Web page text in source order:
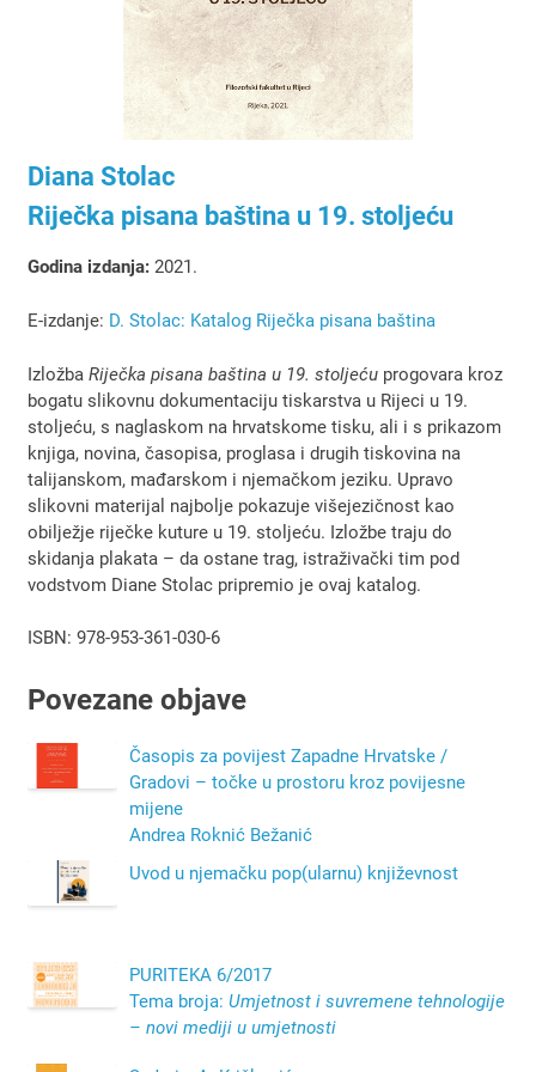
Diana Stolac
Riječka pisana baština u 19. stoljeću
Godina izdanja:2021.
E-izdanje: D. Stolac: Katalog Riječka pisana baština
Izložba Riječka pisana baština u 19. stoljećuprogovara kroz
bogatu slikovnu dokumentaciju tiskarstva u Rijeci u 19.
stoljeću, s naglaskom na hrvatskome tisku, ali i s prikazom
knjiga, novina, časopisa, proglasa i drugih tiskovina na
talijanskom, mađarskom i njemačkom jeziku. Upravo
slikovni materijal najbolje pokazuje višejezičnost kao
obilježje riječke kuture u 19. stoljeću. Izložbe traju do
skidanja plakata – da ostane trag, istraživački tim pod
vodstvom Diane Stolac pripremio je ovaj katalog.
ISBN: 978-953-361-030-6
Povezane objave
Časopis za povijest Zapadne Hrvatske /
Gradovi – točke u prostoru kroz povijesne
mijene
Andrea Roknić Bežanić
Uvod u njemačku pop(ularnu) književnost
PURITEKA 6/2017
Tema broja: Umjetnost i suvremene tehnologije
– novi mediji u umjetnosti